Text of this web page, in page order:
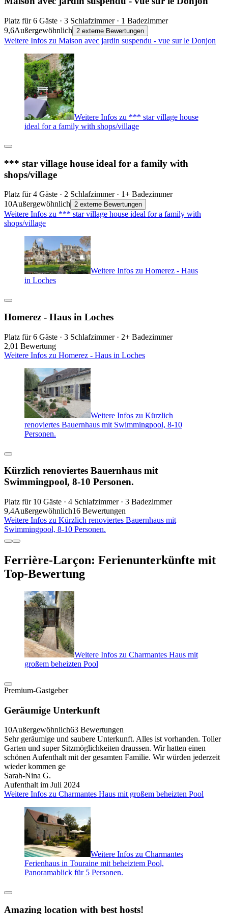
Platz für 6 Gäste · 3 Schlafzimmer · 1 Badezimmer
9,6Außergewöhnlich 2 externe Bewertungen
Weitere Infos zu Maison avec jardin suspendu - vue sur le Donjon
Weitere Infos zu *** star village house
ideal for a family with shops/village
*** star village house ideal for a family with
shops/village
Platz für 4 Gäste · 2 Schlafzimmer · 1+ Badezimmer
10Außergewöhnlich 2 externe Bewertungen
Weitere Infos zu *** star village house ideal for a family with
shops/village
Weitere Infos zu Homerez - Haus
in Loches
Homerez - Haus in Loches
Platz für 6 Gäste · 3 Schlafzimmer · 2+ Badezimmer
2,01 Bewertung
Weitere Infos zu Homerez - Haus in Loches
Weitere Infos zu Kürzlich
renoviertes Bauernhaus mit Swimmingpool, 8-10
Personen.
Kürzlich renoviertes Bauernhaus mit
Swimmingpool, 8-10 Personen.
Platz für 10 Gäste · 4 Schlafzimmer · 3 Badezimmer
9,4Außergewöhnlich16 Bewertungen
Weitere Infos zu Kürzlich renoviertes Bauernhaus mit
Swimmingpool, 8-10 Personen.
Ferrière-Larçon: Ferienunterkünfte mit
Top-Bewertung
Weitere Infos zu Charmantes Haus mit
großem beheizten Pool
Premium-Gastgeber
Geräumige Unterkunft
10Außergewöhnlich63 Bewertungen
Sehr geräumige und saubere Unterkunft. Alles ist vorhanden. Toller
Garten und super Sitzmöglichkeiten draussen. Wir hatten einen
schönen Aufenthalt mit der gesamten Familie. Wir würden jederzeit
wieder kommen ge
Sarah-Nina G.
Aufenthalt im Juli 2024
Weitere Infos zu Charmantes Haus mit großem beheizten Pool
Weitere Infos zu Charmantes
Ferienhaus in Touraine mit beheiztem Pool,
Panoramablick für 5 Personen.
Amazing location with best hosts!